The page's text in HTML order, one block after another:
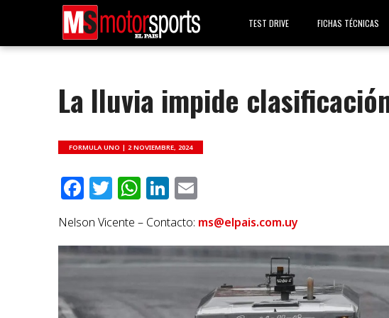
TEST DRIVE FICHAS TÉCNICAS
La lluvia impide
FORMULA UNO |2 NOVIEMBRE, 2024
Facebook
Twitter
WhatsApp
LinkedIn
Nelson Vicente – Contacto: ms@elpais.com.uy